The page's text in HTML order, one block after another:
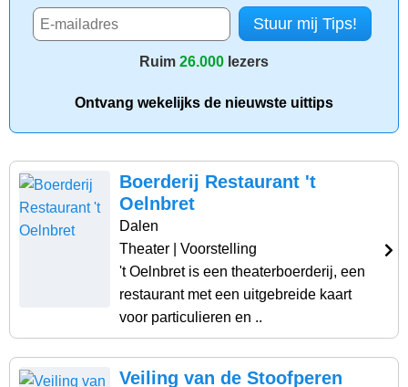
Ruim 26.000 lezers
Ontvang wekelijks de nieuwste uittips
Boerderij Restaurant 't
Oelnbret
Dalen
Theater | Voorstelling
't Oelnbret is een theaterboerderij, een
restaurant met een uitgebreide kaart
voor particulieren en ..
Veiling van de Stoofperen